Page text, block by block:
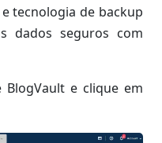
tecnologia de backup
dados seguros com
BlogVault e clique em